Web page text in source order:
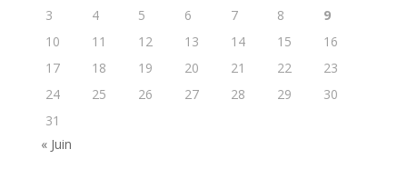
3
4 5 6 7 8
9
10
11 12 13 14 15
16
17
18 19 20 21 22
23
24
25 26 27 28 29
30
31
« Juin